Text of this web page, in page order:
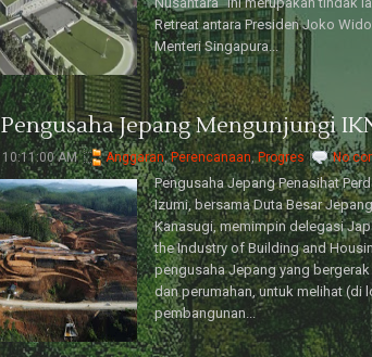
Retreat antara Presiden Joko
Menteri Singapura...
Jepang Mengunjungi
AM Anggaran,Perencanaan,Progres No
Pengusaha Jepang Penasihat
Izumi, bersama Duta Besar
Kanasugi, memimpin delegasi
the Industry of Building and
pengusaha Jepang yang
dan perumahan, untuk melihat (di
pembangunan...